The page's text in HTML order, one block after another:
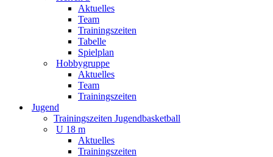
Aktuelles
Team
Trainingszeiten
Tabelle
Spielplan
Hobbygruppe
Aktuelles
Team
Trainingszeiten
Jugend
Trainingszeiten Jugendbasketball
U 18 m
Aktuelles
Trainingszeiten